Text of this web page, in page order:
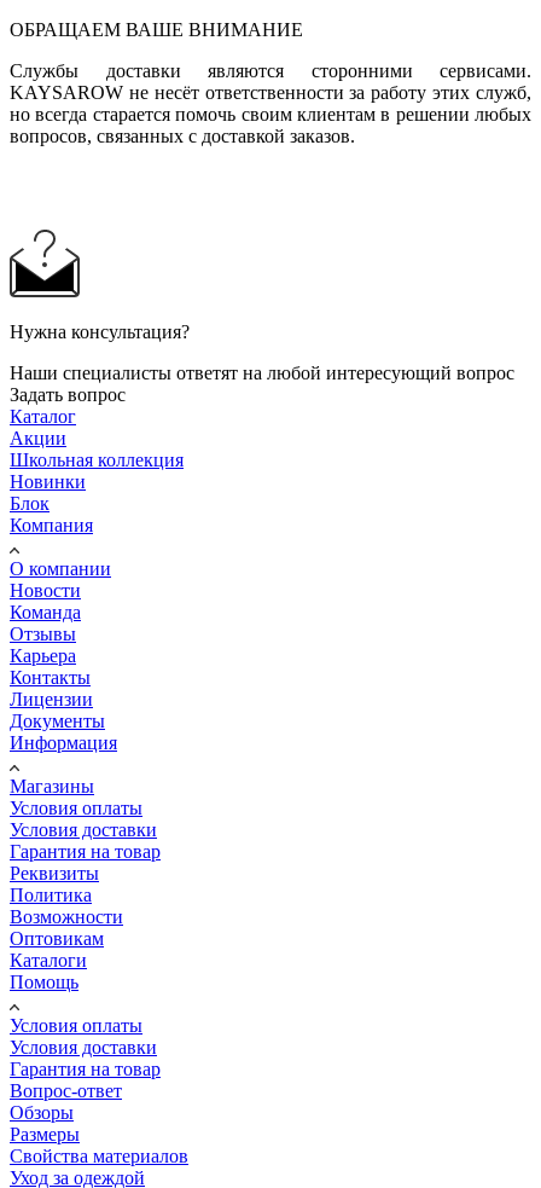
ОБРАЩАЕМ ВАШЕ ВНИМАНИЕ
Службы доставки являются сторонними сервисами.
KAYSAROW не несёт ответственности за работу этих служб,
но всегда старается помочь своим клиентам в решении любых
вопросов, связанных с доставкой заказов.
Нужна консультация?
Наши специалисты ответят на любой интересующий вопрос
Задать вопрос
Каталог
Акции
Школьная коллекция
Новинки
Блок
Компания
О компании
Новости
Команда
Отзывы
Карьера
Контакты
Лицензии
Документы
Информация
Магазины
Условия оплаты
Условия доставки
Гарантия на товар
Реквизиты
Политика
Возможности
Оптовикам
Каталоги
Помощь
Условия оплаты
Условия доставки
Гарантия на товар
Вопрос-ответ
Обзоры
Размеры
Свойства материалов
Уход за одеждой